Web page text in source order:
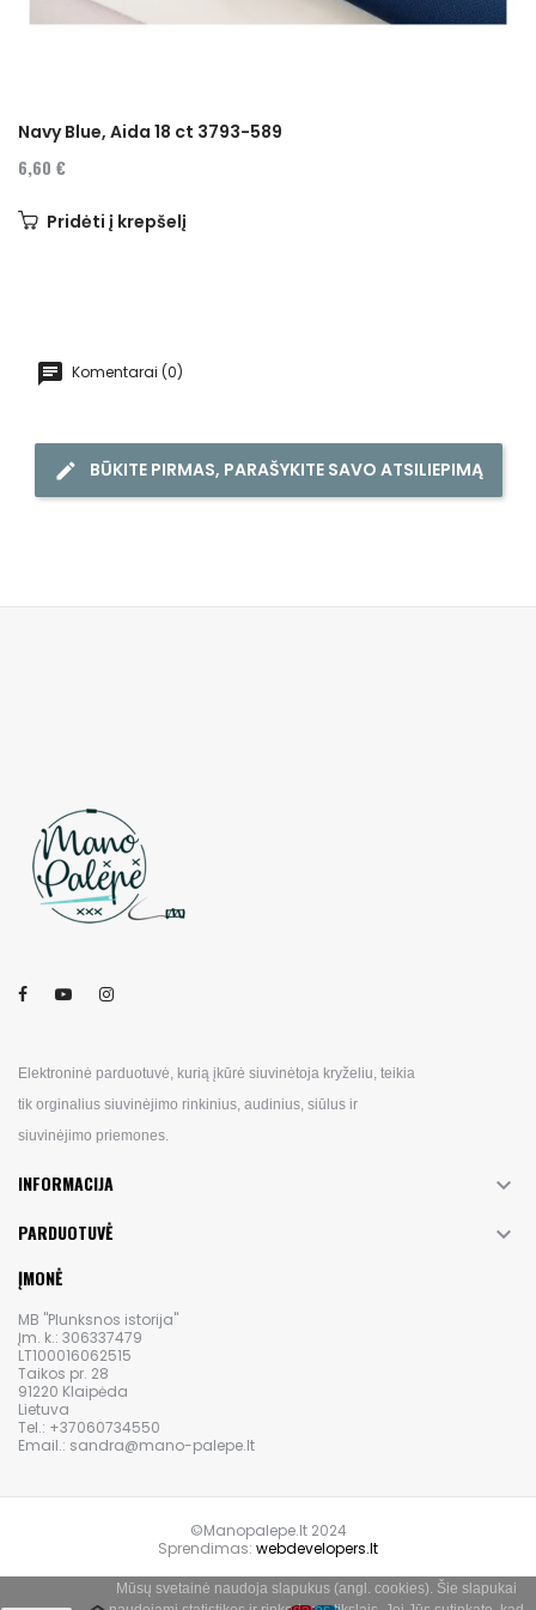
Navy Blue, Aida 18 ct 3793-589
6,60 €
Pridėti į krepšelį
Komentarai (0)
BŪKITE PIRMAS, PARAŠYKITE SAVO ATSILIEPIMĄ
Elektroninė parduotuvė, kurią įkūrė siuvinėtoja kryželiu, teikia
tik orginalius siuvinėjimo rinkinius, audinius, siūlus ir
siuvinėjimo priemones.
INFORMACIJA 
PARDUOTUVĖ 
ĮMONĖ
MB "Plunksnos istorija"
Įm. k.: 306337479
LT100016062515
Taikos pr. 28
91220 Klaipėda
Lietuva
Tel.: +37060734550
Email.: sandra@mano-palepe.lt
Mūsų svetainė naudoja slapukus (angl. cookies). Šie slapukai
©Manopalepe.lt 2024
Sprendimas: webdevelopers.lt